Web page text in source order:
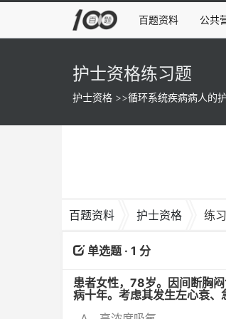
百题资料 公共
护士资格练习题
护士资格 >>循环系统疾病病人的
百题资料 护士资格 练
单选题 · 1 分
患者女性，78岁。因间断胸
病十年。考虑其发生左心衰